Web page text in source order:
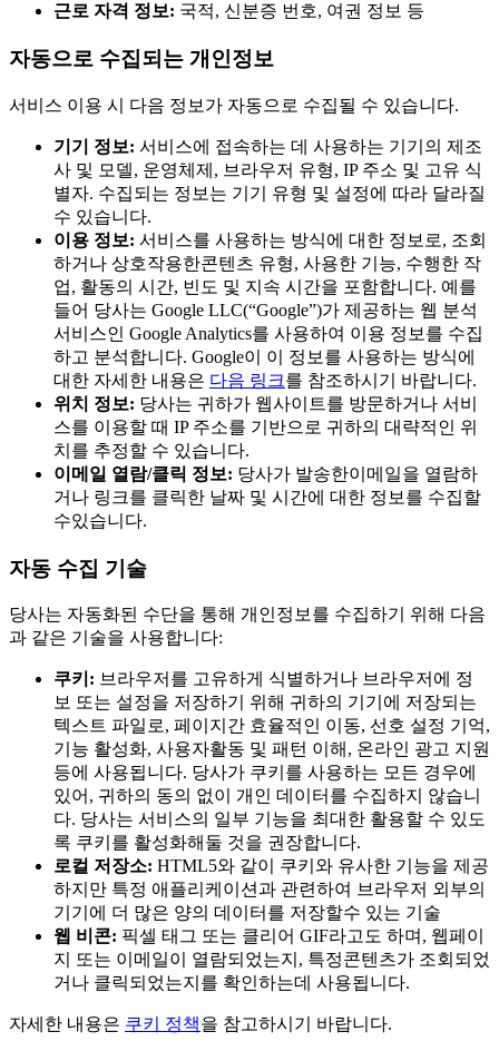
근로 자격 정보: 국적, 신분증 번호, 여권 정보 등
자동으로 수집되는 개인정보
서비스 이용 시 다음 정보가 자동으로 수집될 수 있습니다.
기기 정보: 서비스에 접속하는 데 사용하는 기기의 제조
사 및 모델, 운영체제, 브라우저 유형, IP 주소 및 고유 식
별자. 수집되는 정보는 기기 유형 및 설정에 따라 달라질
수 있습니다.
이용 정보: 서비스를 사용하는 방식에 대한 정보로, 조회
하거나 상호작용한콘텐츠 유형, 사용한 기능, 수행한 작
업, 활동의 시간, 빈도 및 지속 시간을 포함합니다. 예를
들어 당사는 Google LLC(“Google”)가 제공하는 웹 분석
서비스인 Google Analytics를 사용하여 이용 정보를 수집
하고 분석합니다. Google이 이 정보를 사용하는 방식에
대한 자세한 내용은 다음 링크를 참조하시기 바랍니다.
위치 정보: 당사는 귀하가 웹사이트를 방문하거나 서비
스를 이용할 때 IP 주소를 기반으로 귀하의 대략적인 위
치를 추정할 수 있습니다.
이메일 열람/클릭 정보: 당사가 발송한이메일을 열람하
거나 링크를 클릭한 날짜 및 시간에 대한 정보를 수집할
수있습니다.
자동 수집 기술
당사는 자동화된 수단을 통해 개인정보를 수집하기 위해 다음
과 같은 기술을 사용합니다:
쿠키: 브라우저를 고유하게 식별하거나 브라우저에 정
보 또는 설정을 저장하기 위해 귀하의 기기에 저장되는
텍스트 파일로, 페이지간 효율적인 이동, 선호 설정 기억,
기능 활성화, 사용자활동 및 패턴 이해, 온라인 광고 지원
등에 사용됩니다. 당사가 쿠키를 사용하는 모든 경우에
있어, 귀하의 동의 없이 개인 데이터를 수집하지 않습니
다. 당사는 서비스의 일부 기능을 최대한 활용할 수 있도
록 쿠키를 활성화해둘 것을 권장합니다.
로컬 저장소: HTML5와 같이 쿠키와 유사한 기능을 제공
하지만 특정 애플리케이션과 관련하여 브라우저 외부의
기기에 더 많은 양의 데이터를 저장할수 있는 기술
웹 비콘: 픽셀 태그 또는 클리어 GIF라고도 하며, 웹페이
지 또는 이메일이 열람되었는지, 특정콘텐츠가 조회되었
거나 클릭되었는지를 확인하는데 사용됩니다.
자세한 내용은 쿠키 정책을 참고하시기 바랍니다.